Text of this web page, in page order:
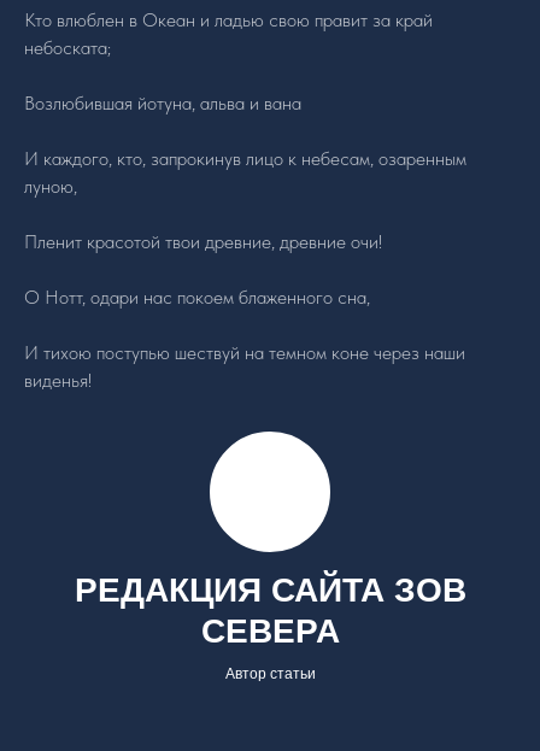
Кто влюблен в Океан и ладью свою правит за край
небоската;
Возлюбившая йотуна, альва и вана
И каждого, кто, запрокинув лицо к небесам, озаренным
луною,
Пленит красотой твои древние, древние очи!
О Нотт, одари нас покоем блаженного сна,
И тихою поступью шествуй на темном коне через наши
виденья!
РЕДАКЦИЯ САЙТА ЗОВ
СЕВЕРА
Автор статьи
Школе
Бесплатное обучение
Программа
Блог